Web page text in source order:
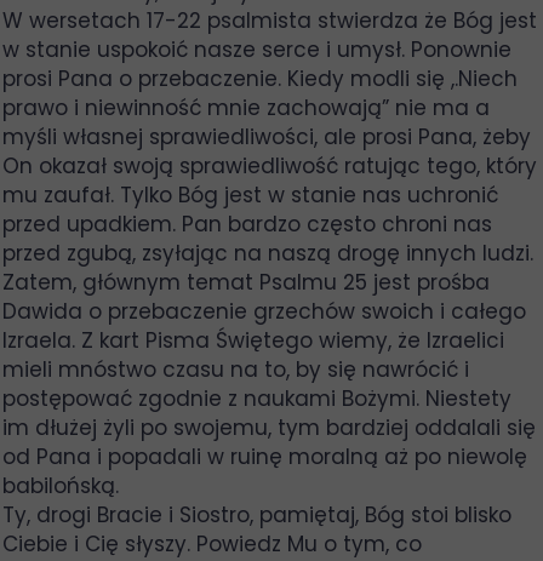
W wersetach 17-22 psalmista stwierdza że Bóg jest
w stanie uspokoić nasze serce i umysł. Ponownie
prosi Pana o przebaczenie. Kiedy modli się ,.Niech
prawo i niewinność mnie zachowają” nie ma a
myśli własnej sprawiedliwości, ale prosi Pana, żeby
On okazał swoją sprawiedliwość ratując tego, który
mu zaufał. Tylko Bóg jest w stanie nas uchronić
przed upadkiem. Pan bardzo często chroni nas
przed zgubą, zsyłając na naszą drogę innych ludzi.
Zatem, głównym temat Psalmu 25 jest prośba
Dawida o przebaczenie grzechów swoich i całego
Izraela. Z kart Pisma Świętego wiemy, że Izraelici
mieli mnóstwo czasu na to, by się nawrócić i
postępować zgodnie z naukami Bożymi. Niestety
im dłużej żyli po swojemu, tym bardziej oddalali się
od Pana i popadali w ruinę moralną aż po niewolę
babilońską.
Ty, drogi Bracie i Siostro, pamiętaj, Bóg stoi blisko
Ciebie i Cię słyszy. Powiedz Mu o tym, co